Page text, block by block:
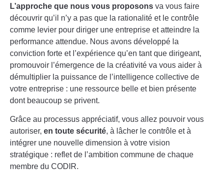
L’approche que nous vous proposons va vous faire
découvrir qu’il n’y a pas que la rationalité et le contrôle
comme levier pour diriger une entreprise et atteindre la
performance attendue. Nous avons développé la
conviction forte et l’expérience qu’en tant que dirigeant,
promouvoir l’émergence de la créativité va vous aider à
démultiplier la puissance de l’intelligence collective de
votre entreprise : une ressource belle et bien présente
dont beaucoup se privent.
Grâce au processus appréciatif, vous allez pouvoir vous
autoriser, en toute sécurité, à lâcher le contrôle et à
intégrer une nouvelle dimension à votre vision
stratégique : reflet de l’ambition commune de chaque
membre du CODIR.